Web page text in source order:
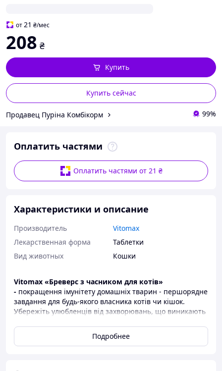
от21 ₴/мес
208 ₴
Купить сейчас
Купить
Продавец Пуріна Комбікорм 99%
Оплатить частями
Оплатить частями от 21 ₴
Характеристики и описание
Производитель
Vitomax
Лекарственная форма
Таблетки
Вид животных
Кошки
Vitomax «Бреверс з часником для котів»
- покращення імунітету домашніх тварин - першорядне
завдання для будь-якого власника котів чи кішок.
Убережіть улюбленців від захворювань, що виникають
середовища, доповнивши їх раціону витаминно-
мінеральним високоенергетичним препаратом.
Подробнее